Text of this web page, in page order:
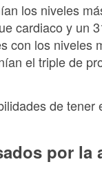
los niveles
cardiaco y un
con los niveles
el triple de
de
por la